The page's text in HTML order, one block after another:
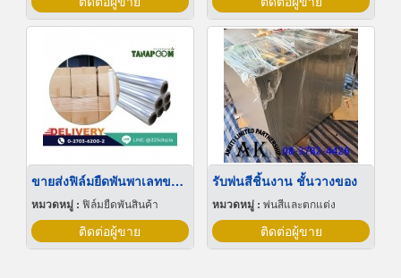
ขายส่งฟิล์มยืดพันพาเลทขนาดพันด้วยมือ Hand wrap
หมวดหมู่ : ฟิล์มยืดพันสินค้า
ติดต่อผู้ขาย
รับพ่นสีชิ้นงาน ชั้นวางของ
หมวดหมู่ : พ่นสีและตกแต่ง
ติดต่อผู้ขาย